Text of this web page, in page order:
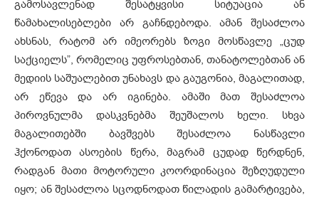
გამოსავლენად შესატყვისი სიტუაცია ან
წამახალისებლები არ გაჩნდებოდა. ამან შესაძლოა
ახსნას, რატომ არ იმეორებს ზოგი მოსწავლე „ცუდ
საქციელს”, რომელიც უფროსებთან, თანატოლებთან ან
მედიის საშუალებით უნახავს და გაუგონია, მაგალითად,
არ ეწევა და არ იგინება. ამაში მათ შესაძლოა
პიროვნულმა დასკვნებმა შეუშალოს ხელი. სხვა
მაგალითებში ბავშვებს შესაძლოა ნასწავლი
ჰქონოდათ ასოების წერა, მაგრამ ცუდად წერდნენ,
რადგან მათი მოტორული კოორდინაცია შეზღუდული
იყო; ან შესაძლოა სცოდნოდათ წილადის გამარტივება,